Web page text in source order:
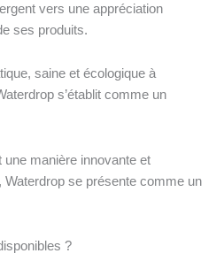
vers une appréciation
ses produits.
saine et écologique à
s’établit comme un
manière innovante et
Waterdrop se présente comme un
?